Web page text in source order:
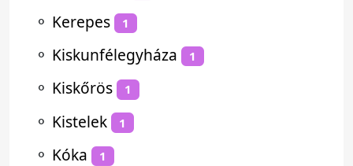
⚬ Kerepes 1
⚬ Kiskunfélegyháza 1
⚬ Kiskőrös 1
⚬ Kistelek 1
⚬ Kóka 1